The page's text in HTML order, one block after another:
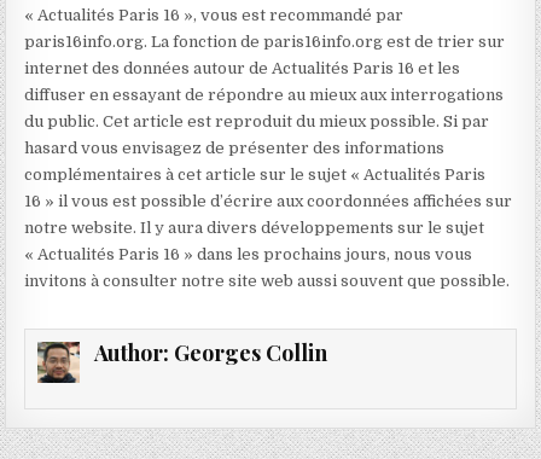
« Actualités Paris 16 », vous est recommandé par
paris16info.org. La fonction de paris16info.org est de trier sur
internet des données autour de Actualités Paris 16 et les
diffuser en essayant de répondre au mieux aux interrogations
du public. Cet article est reproduit du mieux possible. Si par
hasard vous envisagez de présenter des informations
complémentaires à cet article sur le sujet « Actualités Paris
16 » il vous est possible d’écrire aux coordonnées affichées sur
notre website. Il y aura divers développements sur le sujet
« Actualités Paris 16 » dans les prochains jours, nous vous
invitons à consulter notre site web aussi souvent que possible.
Author: Georges Collin